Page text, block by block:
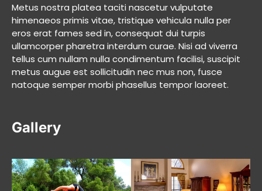
Metus nostra platea taciti nascetur vulputate
himenaeos primis vitae, tristique vehicula nulla per
eros erat fames sed in, consequat dui turpis
ullamcorper pharetra interdum curae. Nisi ad viverra
tellus cum nullam nulla condimentum facilisi, suscipit
metus augue est sollicitudin nec mus non, fusce
natoque semper morbi phasellus tempor laoreet.
Gallery